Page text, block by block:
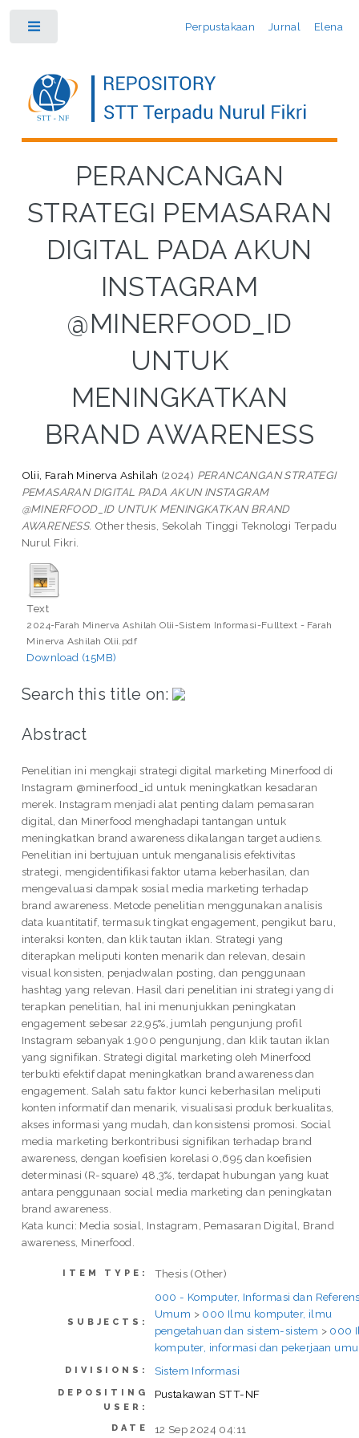
Perpustakaan Jurnal Elena
PERANCANGAN
STRATEGI PEMASARAN
DIGITAL PADA AKUN
INSTAGRAM
@MINERFOOD_ID
UNTUK
MENINGKATKAN
BRAND AWARENESS
Olii, Farah Minerva Ashilah (2024) PERANCANGAN STRATEGI
PEMASARAN DIGITAL PADA AKUN INSTAGRAM
@MINERFOOD_ID UNTUK MENINGKATKAN BRAND
AWARENESS. Other thesis, Sekolah Tinggi Teknologi Terpadu
Nurul Fikri.
Text
2024-Farah Minerva Ashilah Olii-Sistem Informasi-Fulltext - Farah
Minerva Ashilah Olii.pdf
Download (15MB)
Search this title on:
Abstract
Penelitian ini mengkaji strategi digital marketing Minerfood di
Instagram @minerfood_id untuk meningkatkan kesadaran
merek. Instagram menjadi alat penting dalam pemasaran
digital, dan Minerfood menghadapi tantangan untuk
meningkatkan brand awareness dikalangan target audiens.
Penelitian ini bertujuan untuk menganalisis efektivitas
strategi, mengidentifikasi faktor utama keberhasilan, dan
mengevaluasi dampak sosial media marketing terhadap
brand awareness. Metode penelitian menggunakan analisis
data kuantitatif, termasuk tingkat engagement, pengikut baru,
interaksi konten, dan klik tautan iklan. Strategi yang
diterapkan meliputi konten menarik dan relevan, desain
visual konsisten, penjadwalan posting, dan penggunaan
hashtag yang relevan. Hasil dari penelitian ini strategi yang di
terapkan penelitian, hal ini menunjukkan peningkatan
engagement sebesar 22,95%, jumlah pengunjung profil
Instagram sebanyak 1.900 pengunjung, dan klik tautan iklan
yang signifikan. Strategi digital marketing oleh Minerfood
terbukti efektif dapat meningkatkan brand awareness dan
engagement. Salah satu faktor kunci keberhasilan meliputi
konten informatif dan menarik, visualisasi produk berkualitas,
akses informasi yang mudah, dan konsistensi promosi. Social
media marketing berkontribusi signifikan terhadap brand
awareness, dengan koefisien korelasi 0,695 dan koefisien
determinasi (R-square) 48,3%, terdapat hubungan yang kuat
antara penggunaan social media marketing dan peningkatan
brand awareness.
Kata kunci: Media sosial, Instagram, Pemasaran Digital, Brand
awareness, Minerfood.
ITEM TYPE: Thesis (Other)
SUBJECTS:
000 - Komputer, Informasi dan
Umum > 000 Ilmu komputer, ilmu
pengetahuan dan sistem-sistem > 000
komputer, informasi dan pekerjaan
DIVISIONS: Sistem Informasi
DEPOSITING
USER:
Pustakawan STT-NF
DATE
12 Sep 2024 04:11